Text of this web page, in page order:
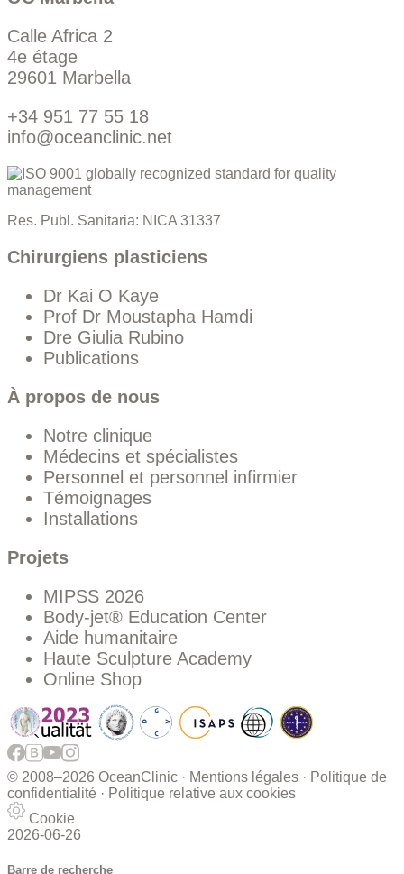
Calle Africa 2
4e étage
29601 Marbella
+34 951 77 55 18
info@oceanclinic.net
Res. Publ. Sanitaria: NICA 31337
Chirurgiens plasticiens
Dr Kai O Kaye
Prof Dr Moustapha Hamdi
Dre Giulia Rubino
Publications
À propos de nous
Notre clinique
Médecins et spécialistes
Personnel et personnel infirmier
Témoignages
Installations
Projets
MIPSS 2026
Body-jet® Education Center
Aide humanitaire
Haute Sculpture Academy
Online Shop
© 2008–2026 OceanClinic · Mentions légales · Politique de
confidentialité · Politique relative aux cookies
Cookie
2026-06-26
Barre de recherche